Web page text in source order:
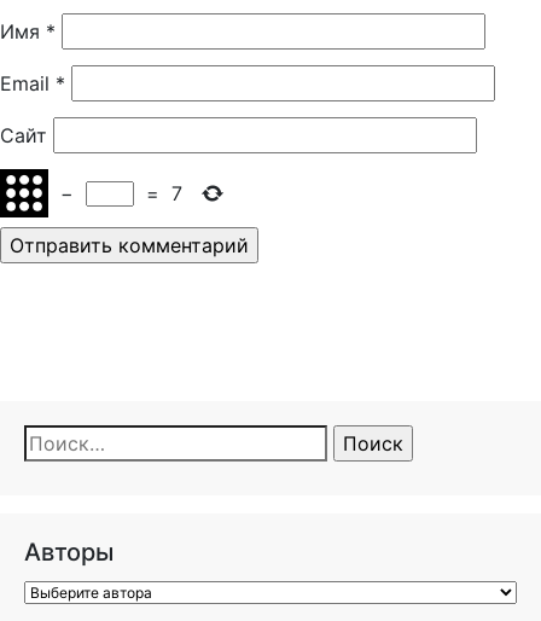
Имя *
Email *
Сайт
− = 7
Найти:
Авторы